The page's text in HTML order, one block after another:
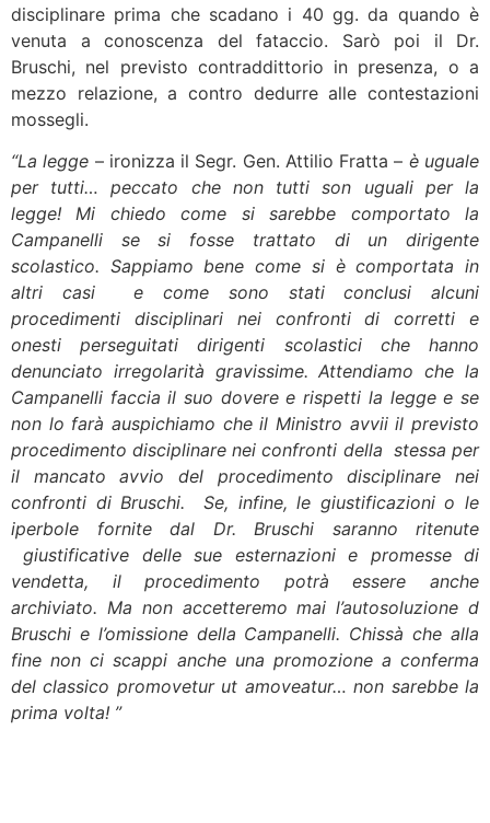
disciplinare prima che scadano i 40 gg. da quando è
venuta a conoscenza del fataccio. Sarò poi il Dr.
Bruschi, nel previsto contraddittorio in presenza, o a
mezzo relazione, a contro dedurre alle contestazioni
mossegli.
“La legge – ironizza il Segr. Gen. Attilio Fratta – è uguale
per tutti… peccato che non tutti son uguali per la
legge! Mi chiedo come si sarebbe comportato la
Campanelli se si fosse trattato di un dirigente
scolastico. Sappiamo bene come si è comportata in
altri casi e come sono stati conclusi alcuni
procedimenti disciplinari nei confronti di corretti e
onesti perseguitati dirigenti scolastici che hanno
denunciato irregolarità gravissime. Attendiamo che la
Campanelli faccia il suo dovere e rispetti la legge e se
non lo farà auspichiamo che il Ministro avvii il previsto
procedimento disciplinare nei confronti della stessa per
il mancato avvio del procedimento disciplinare nei
confronti di Bruschi. Se, infine, le giustificazioni o le
iperbole fornite dal Dr. Bruschi saranno ritenute
giustificative delle sue esternazioni e promesse di
vendetta, il procedimento potrà essere anche
archiviato. Ma non accetteremo mai l’autosoluzione d
Bruschi e l’omissione della Campanelli. Chissà che alla
fine non ci scappi anche una promozione a conferma
del classico promovetur ut amoveatur… non sarebbe la
prima volta! ”